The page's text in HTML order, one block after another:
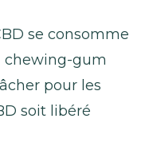
se consomme
chewing-gum
pour les
soit libéré